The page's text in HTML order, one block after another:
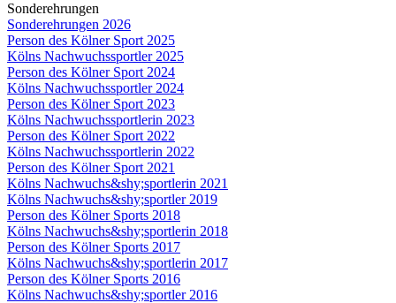
Sonderehrungen
Sonderehrungen 2026
Person des Kölner Sport 2025
Kölns Nachwuchssportler 2025
Person des Kölner Sport 2024
Kölns Nachwuchssportler 2024
Person des Kölner Sport 2023
Kölns Nachwuchssportlerin 2023
Person des Kölner Sport 2022
Kölns Nachwuchssportlerin 2022
Person des Kölner Sport 2021
Kölns Nachwuchs&shy;sportlerin 2021
Kölns Nachwuchs&shy;sportler 2019
Person des Kölner Sports 2018
Kölns Nachwuchs&shy;sportlerin 2018
Person des Kölner Sports 2017
Kölns Nachwuchs&shy;sportlerin 2017
Person des Kölner Sports 2016
Kölns Nachwuchs&shy;sportler 2016